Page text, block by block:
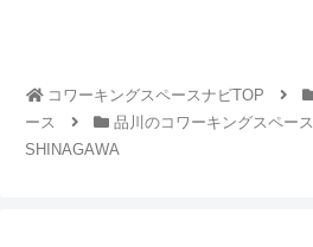
コワーキングスペースナビTOP
ース
品川のコワーキングスペース
SHINAGAWA